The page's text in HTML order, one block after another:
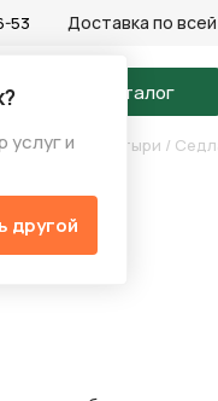
услуг и
другой
53 Доставка по
Каталог
штыри /